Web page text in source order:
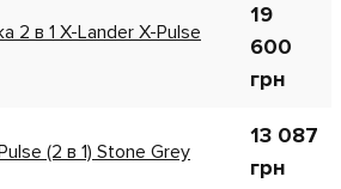
2 в 1 X-Lander X-Pulse
19
600
грн
(2 в 1) Stone Grey
13 087
грн